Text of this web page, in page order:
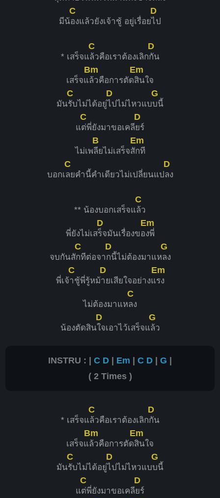
มีน้
C
องแล้วยังเจ้าชู้ อยู่เรื่อย
D
ไป
* เสร็จแ
C
ล้วคือเราต้องเลิก
D
กัน
เสร็จแ
Bm
ล้วคือการตัด
Em
สินใจ
มัน
C
รับไม่ได้อยู่
D
ไปไม่ไหวแบ
G
บนี้
แ
C
ต่พี่ยังมาขอเคลี
D
ยร์
ไม่เพ
B
ลียไม่เสร็จสั
Em
กที
บอกเ
C
ลยคำนี้คำเดียวไม่เปลี่ยนแป
D
ลง
** น้องบอกเสร็จแ
C
ล้ว
พี่ยังไม่เส
D
ร็จมันเรื่องขอ
Em
งพี่
จบกันสั
C
กทีต่อจา
D
กนี้ไม่ต้องมาแห
G
ลง
พี่เจ้
C
าชู้พี่รู้หม้
D
ายเสียใจอย่างแ
Em
รง
ไม่ต้องมาแห
C
ลง
น้องตัดสิน
D
ใจเอาไว้เสร็จแ
G
ล้ว
INSTRU : | C D | Em | C D | G |
( 2 Times )
* เสร็จแ
C
ล้วคือเราต้องเลิก
D
กัน
เสร็จแ
Bm
ล้วคือการตัด
Em
สินใจ
มัน
C
รับไม่ได้อยู่
D
ไปไม่ไหวแบ
G
บนี้
แ
C
ต่พี่ยังมาขอเคลี
D
ยร์